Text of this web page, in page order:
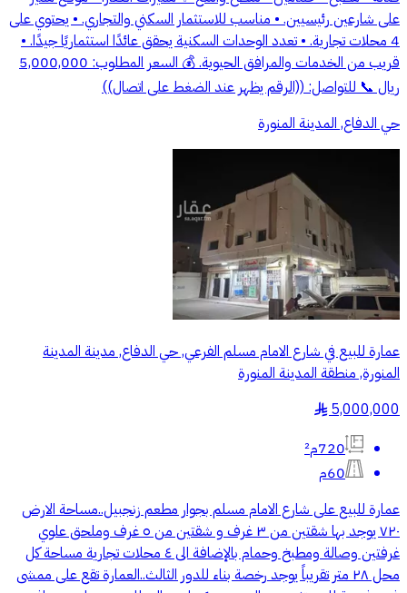
على شارعين رئيسيين. • مناسب للاستثمار السكني والتجاري. • يحتوي على
4 محلات تجارية. • تعدد الوحدات السكنية يحقق عائدًا استثماريًا جيدًا. •
قريب من الخدمات والمرافق الحيوية. 💰 السعر المطلوب: 5,000,000
ريال 📞 للتواصل: ((الرقم يظهر عند الضغط على اتصال))
حي الدفاع, المدينة المنورة
عمارة للبيع في شارع الامام مسلم الفرعي, حي الدفاع, مدينة المدينة
المنورة, منطقة المدينة المنورة
5,000,000
§
720م²
60م
عمارة للبيع على شارع الامام مسلم بجوار مطعم زنجبيل..مساحة الارض
٧٢٠ يوجد بها شقتين من ٣ غرف و شقتين من ٥ غرف وملحق علوي
غرفتين وصالة ومطبخ وحمام بالإضافة الى ٤ محلات تجارية مساحة كل
محل ٢٨ متر تقريباً يوجد رخصة بناء للدور الثالث..العمارة تقع على ممشى